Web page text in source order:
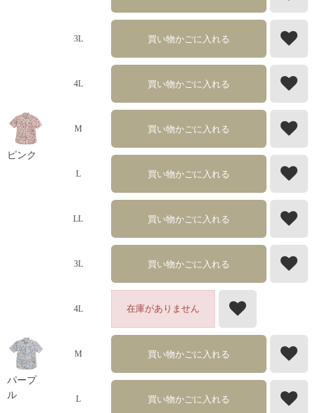
3L 買い物かごに入れる
4L 買い物かごに入れる
ピンク
M 買い物かごに入れる
L 買い物かごに入れる
LL 買い物かごに入れる
3L 買い物かごに入れる
4L 在庫がありません
パープ
ル
M 買い物かごに入れる
L 買い物かごに入れる